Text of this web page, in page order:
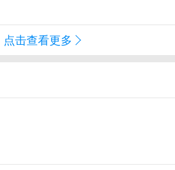
点击查看更多